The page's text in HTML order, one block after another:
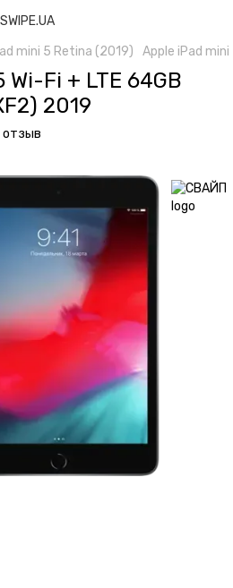
mini 5 Retina (2019) Apple iPad mini
Fi + LTE 64GB
2019
отзыв